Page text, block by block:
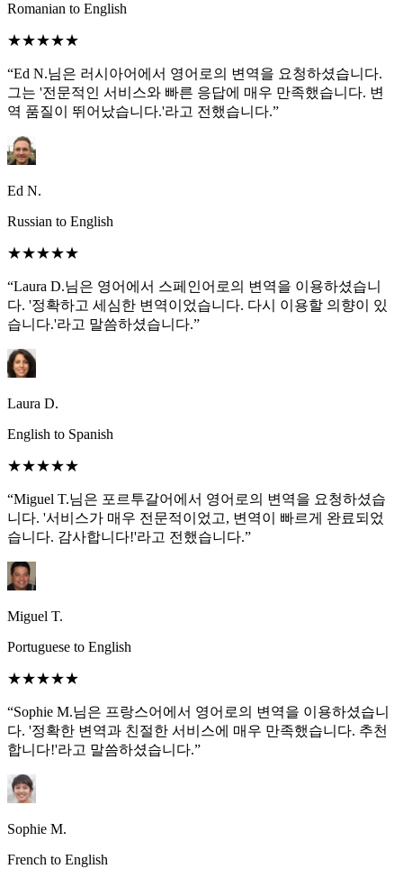
Romanian to English
★★★★★
“Ed N.님은 러시아어에서 영어로의 변역을 요청하셨습니다.
그는 '전문적인 서비스와 빠른 응답에 매우 만족했습니다. 변
역 품질이 뛰어났습니다.'라고 전했습니다.”
Ed N.
Russian to English
★★★★★
“Laura D.님은 영어에서 스페인어로의 변역을 이용하셨습니
다. '정확하고 세심한 변역이었습니다. 다시 이용할 의향이 있
습니다.'라고 말씀하셨습니다.”
Laura D.
English to Spanish
★★★★★
“Miguel T.님은 포르투갈어에서 영어로의 변역을 요청하셨습
니다. '서비스가 매우 전문적이었고, 변역이 빠르게 완료되었
습니다. 감사합니다!'라고 전했습니다.”
Miguel T.
Portuguese to English
★★★★★
“Sophie M.님은 프랑스어에서 영어로의 변역을 이용하셨습니
다. '정확한 변역과 친절한 서비스에 매우 만족했습니다. 추천
합니다!'라고 말씀하셨습니다.”
Sophie M.
French to English